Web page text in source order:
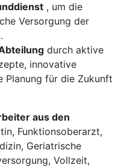
, um die
Versorgung der
durch aktive
innovative
Planung für die Zukunft
aus den
Funktionsoberarzt,
Geriatrische
Vollzeit,